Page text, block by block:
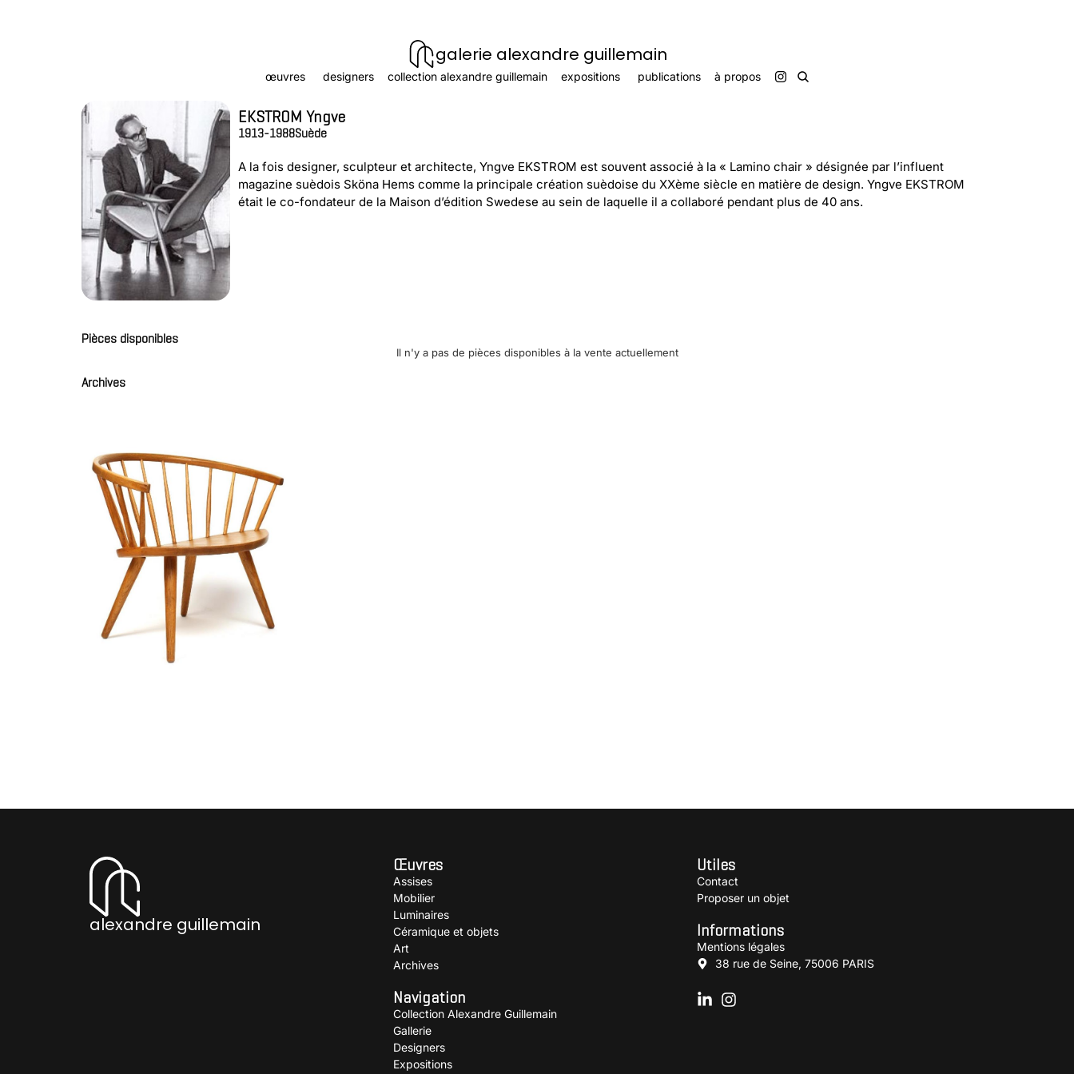
galerie alexandre guillemain
œuvres designers collection alexandre guillemain expositions publications à propos
EKSTROM Yngve
1913-1988Suède
A la fois designer, sculpteur et architecte, Yngve EKSTROM est souvent associé à la « Lamino chair » désignée par l’influent
magazine suèdois Sköna Hems comme la principale création suèdoise du XXème siècle en matière de design. Yngve EKSTROM
était le co-fondateur de la Maison d’édition Swedese au sein de laquelle il a collaboré pendant plus de 40 ans.
Pièces disponibles
Il n'y a pas de pièces disponibles à la vente actuellement
Archives
alexandre guillemain
Œuvres
Assises
Mobilier
Luminaires
Céramique et objets
Art
Archives
Navigation
Collection Alexandre Guillemain
Gallerie
Designers
Expositions
Utiles
Contact
Proposer un objet
Informations
Mentions légales
38 rue de Seine, 75006 PARIS